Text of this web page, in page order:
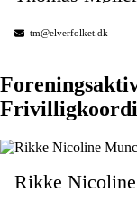
tm@elverfolket.dk
Rikke